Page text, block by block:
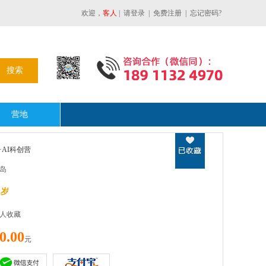
欢迎， 客人 请登录 免费注册 忘记密码?
营地
科创营
收藏
元